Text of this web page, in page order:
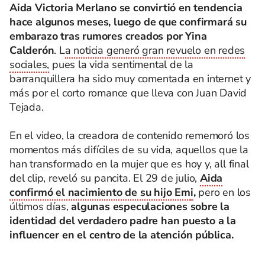
Aida Victoria Merlano se convirtió en tendencia
hace algunos meses, luego de que confirmará su
embarazo tras rumores creados por Yina
Calderón. La noticia generó gran revuelo en redes
sociales, pues la vida sentimental de la
barranquillera ha sido muy comentada en internet y
más por el corto romance que lleva con Juan David
Tejada.
En el video, la creadora de contenido rememoró los
momentos más difíciles de su vida, aquellos que la
han transformado en la mujer que es hoy y, all final
del clip, reveló su pancita. El 29 de julio, Aida
confirmó el nacimiento de su hijo Emi, pero en los
últimos días,algunas especulaciones sobre la
identidad del verdadero padre han puesto a la
influencer en el centro de la atención pública.